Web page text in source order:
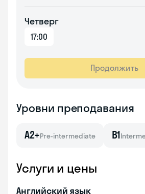
Четверг
17:00
Продолжить
Уровни преподавания
A2+Pre-intermediate B1
Услуги и цены
Английский язык